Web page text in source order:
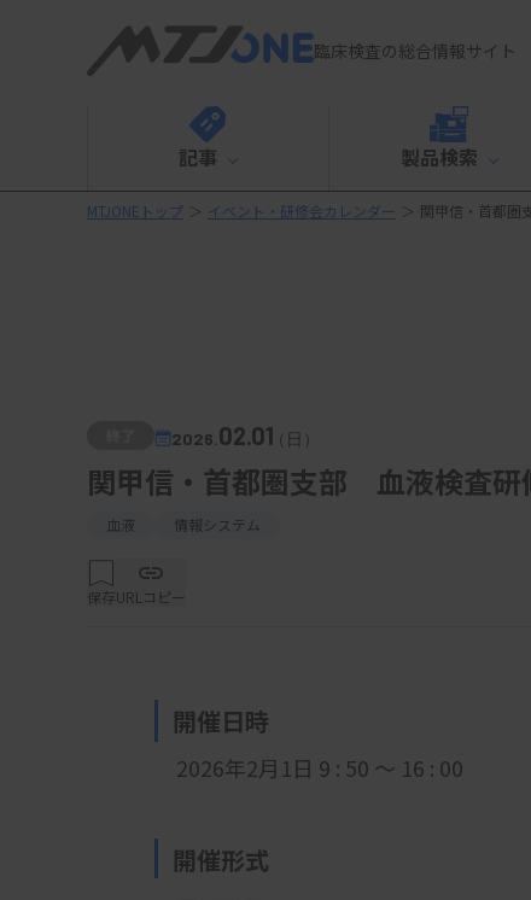
臨床検査の総合情報サイト
記事 製品検索
MTJONEトップ ＞ イベント・研修会カレンダー ＞ 関甲信・首都
2026. 02.01 （日）
関甲信・首都圏支部 血液検査研
血液 情報システム
保存URLコピー
開催日時
2026年2月1日 9 : 50 ～ 16 : 00
開催形式